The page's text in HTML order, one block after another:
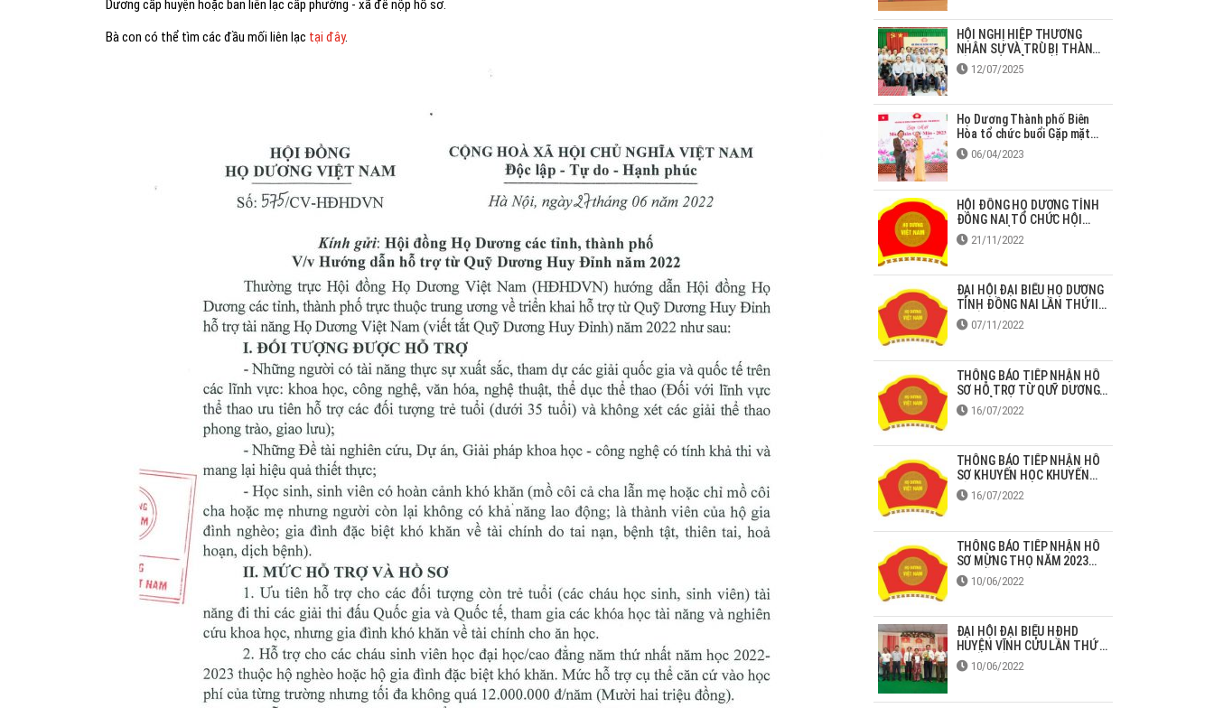
Dương cấp huyện hoặc ban liên lạc cấp phường - xã để nộp hồ sơ.
Bà con có thể tìm các đầu mối liên lạc tại đây.
HỘI NGHỊ HIỆP THƯƠNG
NHÂN SỰ VÀ TRÙ BỊ THÀNH
LẬP HĐHD TỈNH ĐỒNG NAI
(mới)
12/07/2025
Họ Dương Thành phố Biên
Hòa tổ chức buổi Gặp mặt
mùa Xuân Quý Mão - 2023
06/04/2023
HỘI ĐỒNG HỌ DƯƠNG TỈNH
ĐỒNG NAI TỔ CHỨC HỘI
NGHỊ TRIỂN KHAI NGHỊ
QUYẾT ĐẠI HỘI
21/11/2022
ĐẠI HỘI ĐẠI BIỂU HỌ DƯƠNG
TỈNH ĐỒNG NAI LẦN THỨ II,
NHIỆM KỲ 2022-2027
07/11/2022
THÔNG BÁO TIẾP NHẬN HỒ
SƠ HỖ TRỢ TỪ QUỸ DƯƠNG
HUY ĐỈNH NĂM 2022
16/07/2022
THÔNG BÁO TIẾP NHẬN HỒ
SƠ KHUYẾN HỌC KHUYẾN
TÀI HỌ DƯƠNG NĂM 2022
16/07/2022
THÔNG BÁO TIẾP NHẬN HỒ
SƠ MỪNG THỌ NĂM 2023
TẠI ĐỒNG NAI
10/06/2022
ĐẠI HỘI ĐẠI BIỂU HĐHD
HUYỆN VĨNH CỬU LẦN THỨ 2
NHIỆM KỲ 2022-2027
10/06/2022